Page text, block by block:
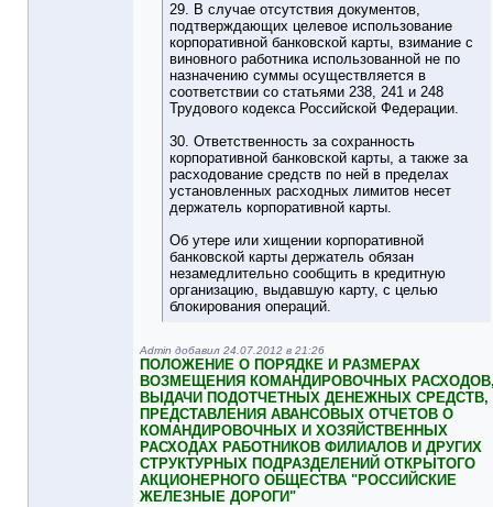
29. В случае отсутствия документов,
подтверждающих целевое использование
корпоративной банковской карты, взимание с
виновного работника использованной не по
назначению суммы осуществляется в
соответствии со статьями 238, 241 и 248
Трудового кодекса Российской Федерации.
30. Ответственность за сохранность
корпоративной банковской карты, а также за
расходование средств по ней в пределах
установленных расходных лимитов несет
держатель корпоративной карты.
Об утере или хищении корпоративной
банковской карты держатель обязан
незамедлительно сообщить в кредитную
организацию, выдавшую карту, с целью
блокирования операций.
Admin добавил 24.07.2012 в 21:26
ПОЛОЖЕНИЕ О ПОРЯДКЕ И РАЗМЕРАХ
ВОЗМЕЩЕНИЯ КОМАНДИРОВОЧНЫХ
ВЫДАЧИ ПОДОТЧЕТНЫХ ДЕНЕЖНЫХ СРЕДСТВ,
ПРЕДСТАВЛЕНИЯ АВАНСОВЫХ ОТЧЕТОВ О
КОМАНДИРОВОЧНЫХ И ХОЗЯЙСТВЕННЫХ
РАСХОДАХ РАБОТНИКОВ ФИЛИАЛОВ И ДРУГИХ
СТРУКТУРНЫХ ПОДРАЗДЕЛЕНИЙ ОТКРЫТОГО
АКЦИОНЕРНОГО ОБЩЕСТВА "РОССИЙСКИЕ
ЖЕЛЕЗНЫЕ ДОРОГИ"